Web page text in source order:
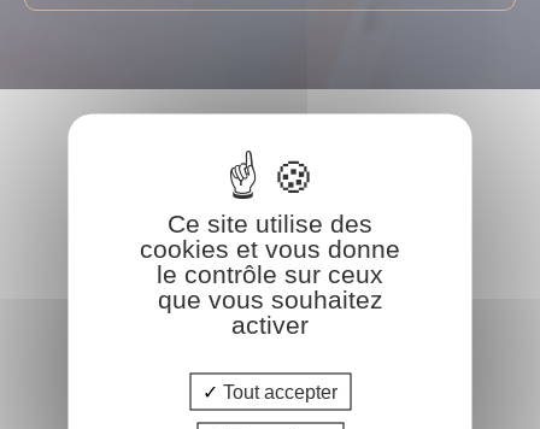
Ce site utilise des
cookies et vous donne
le contrôle sur ceux
que vous souhaitez
activer
Tout accepter